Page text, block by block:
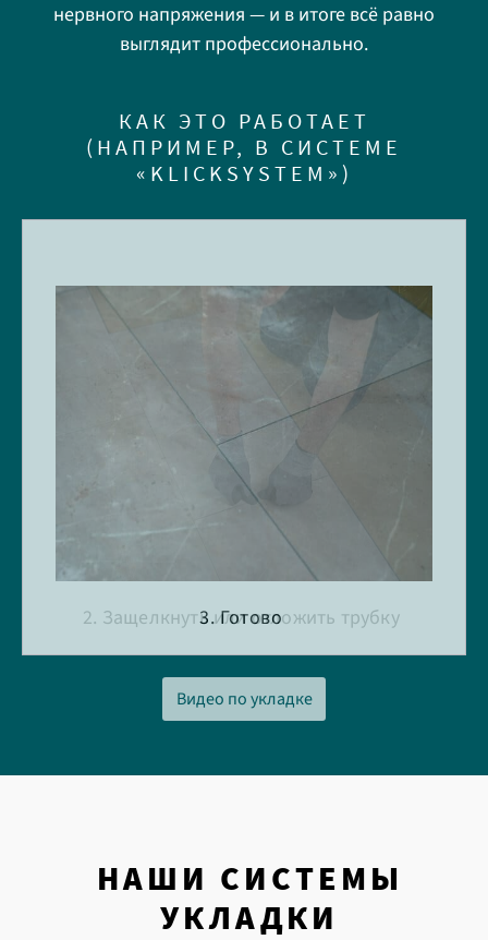
нервного напряжения — и в итоге всё равно
выглядит профессионально.
КАК ЭТО РАБОТАЕТ
(НАПРИМЕР, В СИСТЕМЕ
«KLICKSYSTEM»)
1. Установить панели
2. Защелкнуть или отложить трубку
3. Готово
Видео по укладке
НАШИ СИСТЕМЫ
УКЛАДКИ